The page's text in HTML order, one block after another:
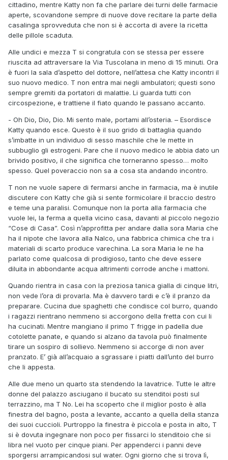
cittadino, mentre Katty non fa che parlare dei turni delle farmacie
aperte, scovandone sempre di nuove dove recitare la parte della
casalinga sprovveduta che non si è accorta di avere la ricetta
delle pillole scaduta.
Alle undici e mezza T si congratula con se stessa per essere
riuscita ad attraversare la Via Tuscolana in meno di 15 minuti. Ora
è fuori la sala d’aspetto del dottore, nell’attesa che Katty incontri il
suo nuovo medico. T non entra mai negli ambulatori; questi sono
sempre gremiti da portatori di malattie. Li guarda tutti con
circospezione, e trattiene il fiato quando le passano accanto.
- Oh Dio, Dio, Dio. Mi sento male, portami all’osteria. – Esordisce
Katty quando esce. Questo è il suo grido di battaglia quando
s’imbatte in un individuo di sesso maschile che le mette in
subbuglio gli estrogeni. Pare che il nuovo medico le abbia dato un
brivido positivo, il che significa che torneranno spesso… molto
spesso. Quel poveraccio non sa a cosa sta andando incontro.
T non ne vuole sapere di fermarsi anche in farmacia, ma è inutile
discutere con Katty che già si sente formicolare il braccio destro
e teme una paralisi. Comunque non la porta alla farmacia che
vuole lei, la ferma a quella vicino casa, davanti al piccolo negozio
“Cose di Casa”. Così n’approfitta per andare dalla sora Maria che
ha il nipote che lavora alla Nalco, una fabbrica chimica che tra i
materiali di scarto produce varechina. La sora Maria le ne ha
parlato come qualcosa di prodigioso, tanto che deve essere
diluita in abbondante acqua altrimenti corrode anche i mattoni.
Quando rientra in casa con la preziosa tanica gialla di cinque litri,
non vede l’ora di provarla. Ma è davvero tardi e c’è il pranzo da
preparare. Cucina due spaghetti che condisce col burro, quando
i ragazzi rientrano nemmeno si accorgono della fretta con cui li
ha cucinati. Mentre mangiano il primo T frigge in padella due
cotolette panate, e quando si alzano da tavola può finalmente
tirare un sospiro di sollievo. Nemmeno si accorge di non aver
pranzato. E’ già all’acquaio a sgrassare i piatti dall’unto del burro
che li appesta.
Alle due meno un quarto sta stendendo la lavatrice. Tutte le altre
donne del palazzo asciugano il bucato su stenditoi posti sul
terrazzino, ma T No. Lei ha scoperto che il miglior posto è alla
finestra del bagno, posta a levante, accanto a quella della stanza
dei suoi cuccioli. Purtroppo la finestra è piccola e posta in alto, T
si è dovuta ingegnare non poco per fissarci lo stenditoio che si
libra nel vuoto per cinque piani. Per appenderci i panni deve
sporgersi arrampicandosi sul water. Ogni giorno che si trova lì,